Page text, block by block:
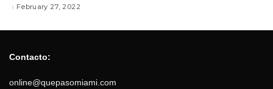
February 27, 2022
Contacto:
online@quepasomiami.com